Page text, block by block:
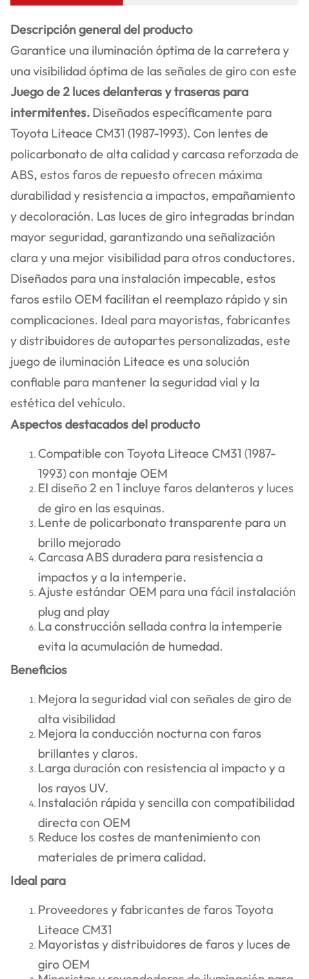
Descripción general del producto
Garantice una iluminación óptima de la carretera y
una visibilidad óptima de las señales de giro con este
Juego de 2 luces delanteras y traseras para
intermitentes. Diseñados específicamente para
Toyota Liteace CM31 (1987-1993). Con lentes de
policarbonato de alta calidad y carcasa reforzada de
ABS, estos faros de repuesto ofrecen máxima
durabilidad y resistencia a impactos, empañamiento
y decoloración. Las luces de giro integradas brindan
mayor seguridad, garantizando una señalización
clara y una mejor visibilidad para otros conductores.
Diseñados para una instalación impecable, estos
faros estilo OEM facilitan el reemplazo rápido y sin
complicaciones. Ideal para mayoristas, fabricantes
y distribuidores de autopartes personalizadas, este
juego de iluminación Liteace es una solución
confiable para mantener la seguridad vial y la
estética del vehículo.
Aspectos destacados del producto
Compatible con Toyota Liteace CM31 (1987-
1993) con montaje OEM
El diseño 2 en 1 incluye faros delanteros y luces
de giro en las esquinas.
Lente de policarbonato transparente para un
brillo mejorado
Carcasa ABS duradera para resistencia a
impactos y a la intemperie.
Ajuste estándar OEM para una fácil instalación
plug and play
La construcción sellada contra la intemperie
evita la acumulación de humedad.
Beneficios
Mejora la seguridad vial con señales de giro de
alta visibilidad
Mejora la conducción nocturna con faros
brillantes y claros.
Larga duración con resistencia al impacto y a
los rayos UV.
Instalación rápida y sencilla con compatibilidad
directa con OEM
Reduce los costes de mantenimiento con
materiales de primera calidad.
Ideal para
Proveedores y fabricantes de faros Toyota
Liteace CM31
Mayoristas y distribuidores de faros y luces de
giro OEM